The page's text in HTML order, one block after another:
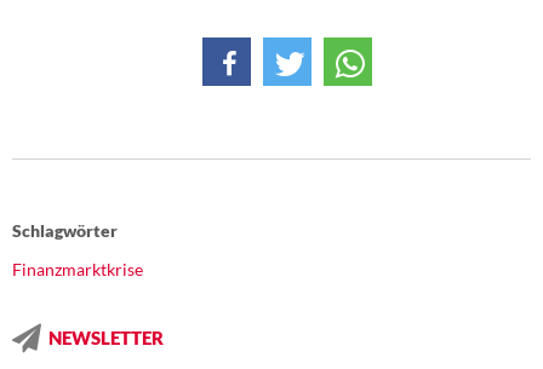
Rosa-Luxemburg-Stiftung
Schlagwörter
Finanzmarktkrise
NEWSLETTER